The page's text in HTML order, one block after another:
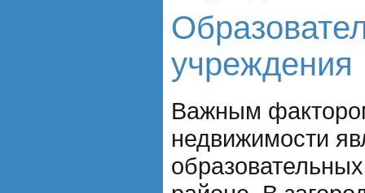
учреждения
Важным
недвижимости